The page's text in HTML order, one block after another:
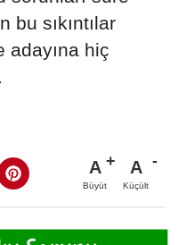
sıkıntılar
adayına hiç
A
Büyüt
A
Küçült